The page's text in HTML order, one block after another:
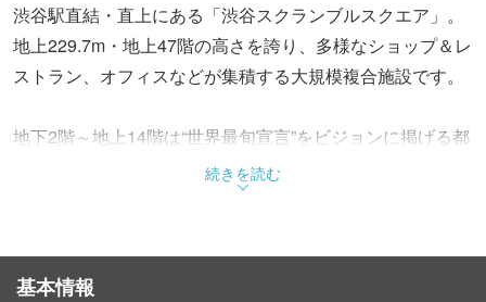
渋谷駅直結・直上にある「渋谷スクランブルスクエア」。
地上229.7m・地上47階の高さを誇り、多様なショップ＆レ
ストラン、オフィスなどが集積する大規模複合施設です。
地下2階～地上14階は“世界最旬宣言”をビジョンに掲げる都
市型商業施設。“ASOVIVA（アソビバ）”のコンセプトのも
と、年齢・性別・国籍を問わず多様なゲストのニーズに応
の店舗が入居しています。
続きを読む
基本情報